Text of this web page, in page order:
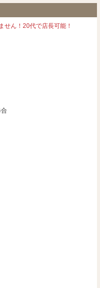
せん！20代で店長可能！